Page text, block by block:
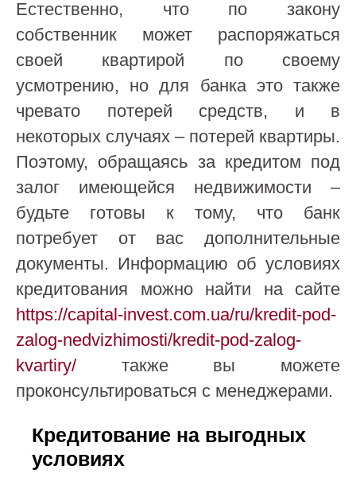
Естественно, что по закону
собственник может распоряжаться
своей квартирой по своему
усмотрению, но для банка это также
чревато потерей средств, и в
некоторых случаях – потерей квартиры.
Поэтому, обращаясь за кредитом под
залог имеющейся недвижимости –
будьте готовы к тому, что банк
потребует от вас дополнительные
документы. Информацию об условиях
кредитования можно найти на сайте
https://capital-invest.com.ua/ru/kredit-pod-
zalog-nedvizhimosti/kredit-pod-zalog-
kvartiry/ также вы можете
проконсультироваться с менеджерами.
Кредитование на выгодных
условиях